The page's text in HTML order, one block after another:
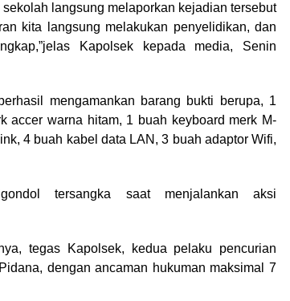
langsung melaporkan kejadian tersebut
kita langsung melakukan penyelidikan, dan
Kapolsek kepada media, Senin
mengamankan barang bukti berupa, 1
accer warna hitam, 1 buah keyboard merk M-
4 buah kabel data LAN, 3 buah adaptor Wifi,
tersangka saat menjalankan aksi
tegas Kapolsek, kedua pelaku pencurian
dengan ancaman hukuman maksimal 7